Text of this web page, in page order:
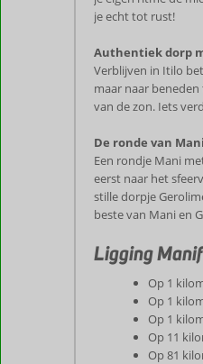
je echt tot rust!
Authentiek dorp
Verblijven in Itilo
maar naar
van de zon. Iets
De ronde van Mani
Een rondje Mani
eerst naar het
stille dorpje
beste van Mani en
Ligging
Op 1
Op 1
Op 1
Op 11
Op 81